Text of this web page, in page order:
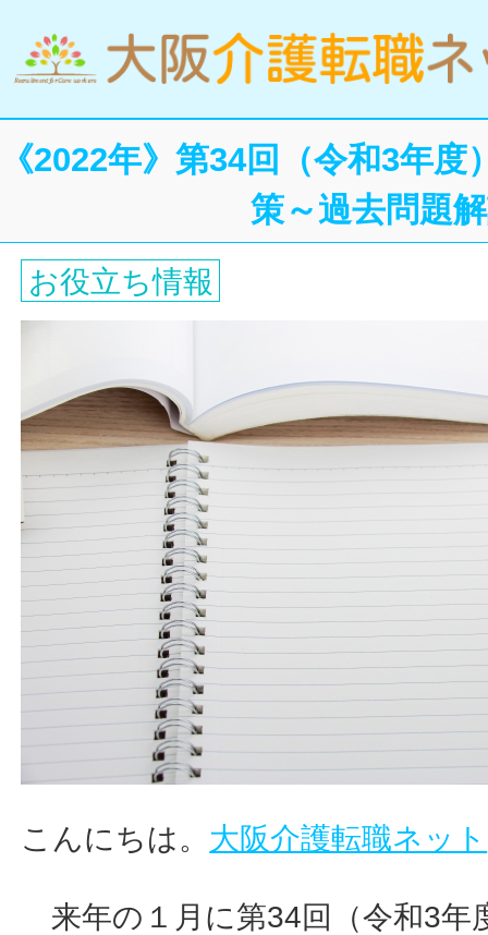
《2022年》第34回（令和3年
策～過去問題
お役立ち情報
こんにちは。 大阪介護転職ネット
来年の１月に第34回（令和3年